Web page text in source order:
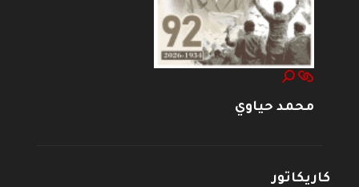
محمد حياوي
كاريكاتور